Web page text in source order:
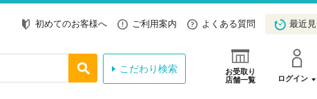
初めてのお客様へ ご利用案内 よくある質問 最近
お受取り
店舗一覧
ログイン
こだわり検索